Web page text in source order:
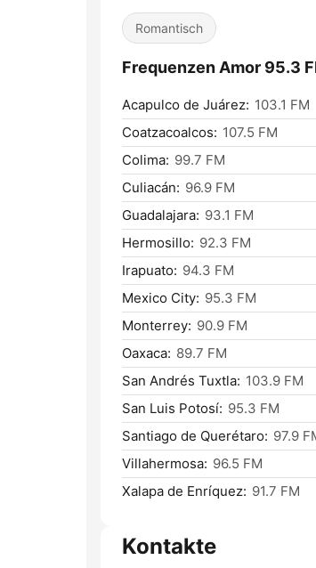
Romantisch
Frequenzen Amor 95.3
Acapulco de Juárez: 103.1 FM
Coatzacoalcos: 107.5 FM
Colima: 99.7 FM
Culiacán: 96.9 FM
Guadalajara: 93.1 FM
Hermosillo: 92.3 FM
Irapuato: 94.3 FM
Mexico City: 95.3 FM
Monterrey: 90.9 FM
Oaxaca: 89.7 FM
San Andrés Tuxtla: 103.9 FM
San Luis Potosí: 95.3 FM
Santiago de Querétaro: 97.9
Villahermosa: 96.5 FM
Xalapa de Enríquez: 91.7 FM
Kontakte